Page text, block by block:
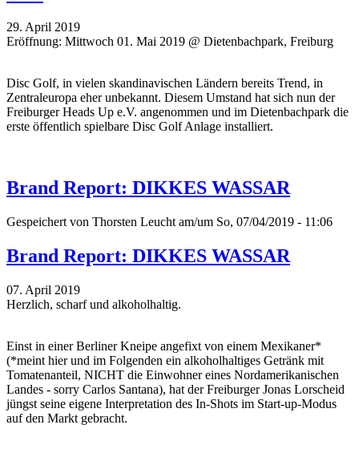
29. April 2019
Eröffnung: Mittwoch 01. Mai 2019 @ Dietenbachpark, Freiburg
Disc Golf, in vielen skandinavischen Ländern bereits Trend, in
Zentraleuropa eher unbekannt. Diesem Umstand hat sich nun der
Freiburger Heads Up e.V. angenommen und im Dietenbachpark die
erste öffentlich spielbare Disc Golf Anlage installiert.
Brand Report: DIKKES WASSAR
Gespeichert von Thorsten Leucht am/um So, 07/04/2019 - 11:06
Brand Report: DIKKES WASSAR
07. April 2019
Herzlich, scharf und alkoholhaltig.
Einst in einer Berliner Kneipe angefixt von einem Mexikaner*
(*meint hier und im Folgenden ein alkoholhaltiges Getränk mit
Tomatenanteil, NICHT die Einwohner eines Nordamerikanischen
Landes - sorry Carlos Santana), hat der Freiburger Jonas Lorscheid
jüngst seine eigene Interpretation des In-Shots im Start-up-Modus
auf den Markt gebracht.